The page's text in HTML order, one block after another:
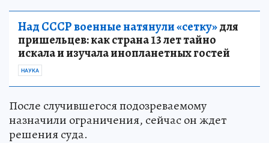
Над СССР военные натянули «сетку»для
пришельцев: как страна 13 лет тайно
искала и изучала инопланетных гостей
НАУКА
После случившегося подозреваемому
назначили ограничения, сейчас он ждет
решения суда.